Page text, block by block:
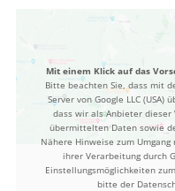
Mit einem Klick auf das
Bitte beachten Sie, dass mit
Server von Google LLC
dass wir als Anbieter
übermittelten Daten sowie
Nähere Hinweise zum
ihrer Verarbeitung durch
Einstellungsmöglichkeiten
bitte der